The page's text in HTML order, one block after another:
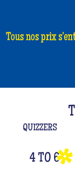
Tous nos prix
QUIZZERS
4 TO 6